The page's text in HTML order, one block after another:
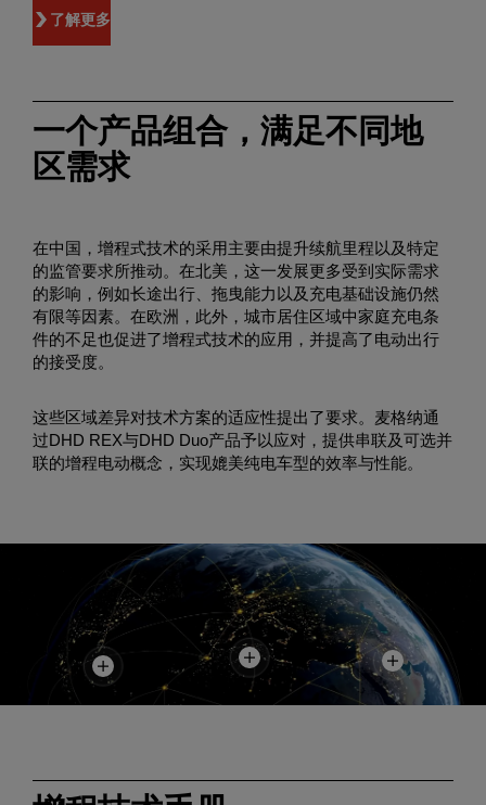
了解更多
一个产品组合，满足不同地
区需求
在中国，增程式技术的采用主要由提升续航里程以及特定
的监管要求所推动。在北美，这一发展更多受到实际需求
的影响，例如长途出行、拖曳能力以及充电基础设施仍然
有限等因素。在欧洲，此外，城市居住区域中家庭充电条
件的不足也促进了增程式技术的应用，并提高了电动出行
的接受度。
这些区域差异对技术方案的适应性提出了要求。麦格纳通
过DHD REX与DHD Duo产品予以应对，提供串联及可选并
联的增程电动概念，实现媲美纯电车型的效率与性能。
China
Europe
North
America